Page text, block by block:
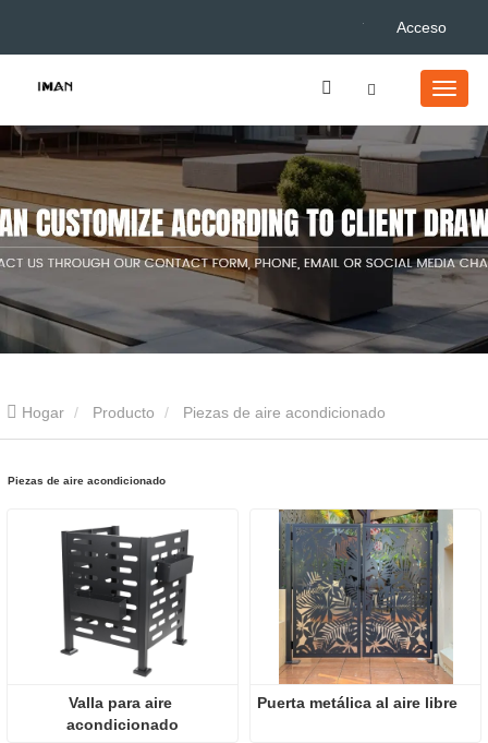
Acceso
Hogar Producto Piezas de aire acondicionado
Piezas de aire acondicionado
Valla para aire
acondicionado
Puerta metálica al aire libre